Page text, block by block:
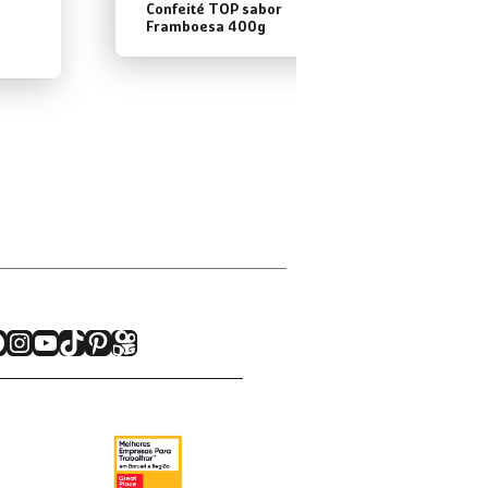
Confeité TOP sabor
Framboesa 400g
Instagram
Youtube
TikTok
Pinterest
Kwai